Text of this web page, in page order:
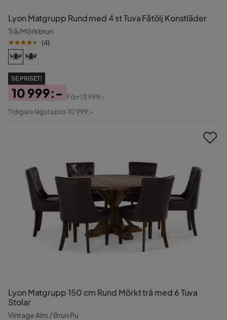
Lyon Matgrupp Rund med 4 st Tuva Fåtölj Konstläder
Trä/Mörkbrun
(4)
SE PRISET!
Pris
10 999:-
Original
Förr13 999:-
Tidigare lägsta pris 10 999:-
Lyon Matgrupp 150 cm Rund Mörkt trä med 6 Tuva
Stolar
Vintage Alm / Brun Pu